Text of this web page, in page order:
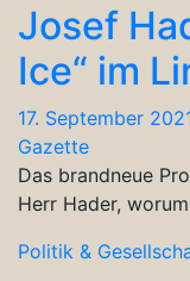
Josef
Ice“ im
17. September
Gazette
Das brandneue
Herr Hader,
Politik &